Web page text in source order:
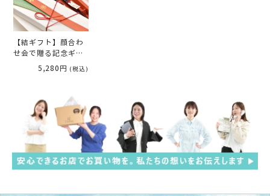
【結ギフト】顔合わ
せ会で贈る記念ギフ
ト「めでた箸」＜二
5,280円 (税込)